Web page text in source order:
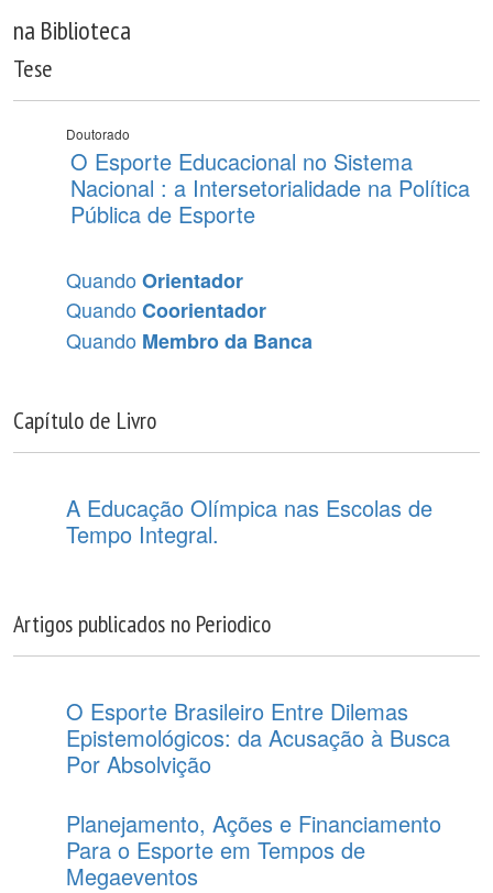
na Biblioteca
Tese
Doutorado
O Esporte Educacional no Sistema
Nacional : a Intersetorialidade na Política
Pública de Esporte
Quando Orientador
Quando Coorientador
Quando Membro da Banca
Capítulo de Livro
A Educação Olímpica nas Escolas de
Tempo Integral.
Artigos publicados no Periodico
O Esporte Brasileiro Entre Dilemas
Epistemológicos: da Acusação à Busca
Por Absolvição
Planejamento, Ações e Financiamento
Para o Esporte em Tempos de
Megaeventos